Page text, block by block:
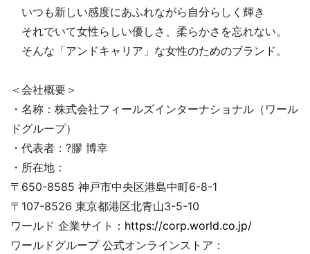
いつも新しい感度にあふれながら自分らしく輝き
それでいて女性らしい優しさ、柔らかさを忘れない。
そんな「アンドキャリア」な女性のためのブランド。
＜会社概要＞
・名称：株式会社フィールズインターナショナル（ワール
ドグループ）
・代表者：?膠 博幸
・所在地：
〒650-8585 神戸市中央区港島中町6-8-1
〒107-8526 東京都港区北青山3-5-10
ワールド 企業サイト： https://corp.world.co.jp/
ワールドグループ 公式オンラインストア：